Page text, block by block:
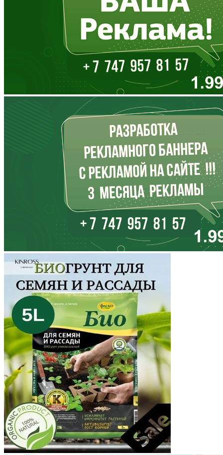
Дагестан
Еврейская АО
Забайкальский край
Запорожская область
Ивановская область
Иркутская область
Кабардино-Балкария
Калининградская область
Калмыкия
Калужская область
Камчатский край
Карачаево-Черкесия
Карелия
Кемеровская область
Кировская область
Коми
Корякский округ
Костромская область
Краснодарский край
Красноярский край
Крым
Курганская область